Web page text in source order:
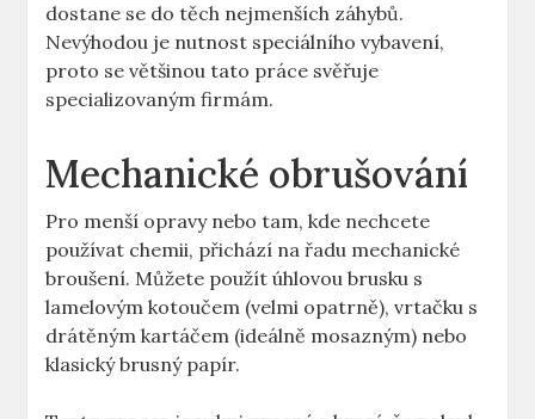
dostane se do těch nejmenších záhybů.
Nevýhodou je nutnost speciálního vybavení,
proto se většinou tato práce svěřuje
specializovaným firmám.
Mechanické obrušování
Pro menší opravy nebo tam, kde nechcete
používat chemii, přichází na řadu mechanické
broušení. Můžete použít úhlovou brusku s
lamelovým kotoučem (velmi opatrně), vrtačku s
drátěným kartáčem (ideálně mosazným) nebo
klasický brusný papír.